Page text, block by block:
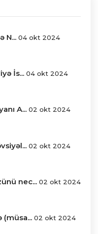
N... 04 okt 2024
İs... 04 okt 2024
A... 02 okt 2024
02 okt 2024
nec... 02 okt 2024
(müsa... 02 okt 2024